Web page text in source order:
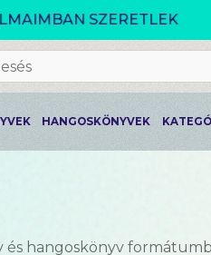
HANGOSKÖNYVEK
és hangoskönyv